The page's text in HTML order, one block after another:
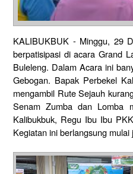
KALIBUKBUK - Minggu, 29
berpatisipasi di acara Grand
Buleleng. Dalam Acara ini
Gebogan. Bapak Perbekel
mengambil Rute Sejauh
Senam Zumba dan Lomba
Kalibukbuk, Regu Ibu Ibu
Kegiatan ini berlangsung